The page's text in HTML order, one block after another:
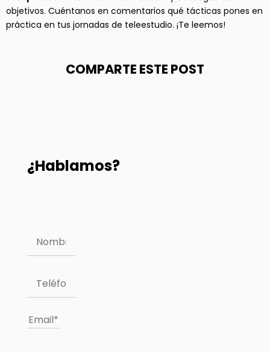
objetivos. Cuéntanos en comentarios qué tácticas pones en
práctica en tus jornadas de teleestudio. ¡Te leemos!
COMPARTE ESTE POST
¿Hablamos?